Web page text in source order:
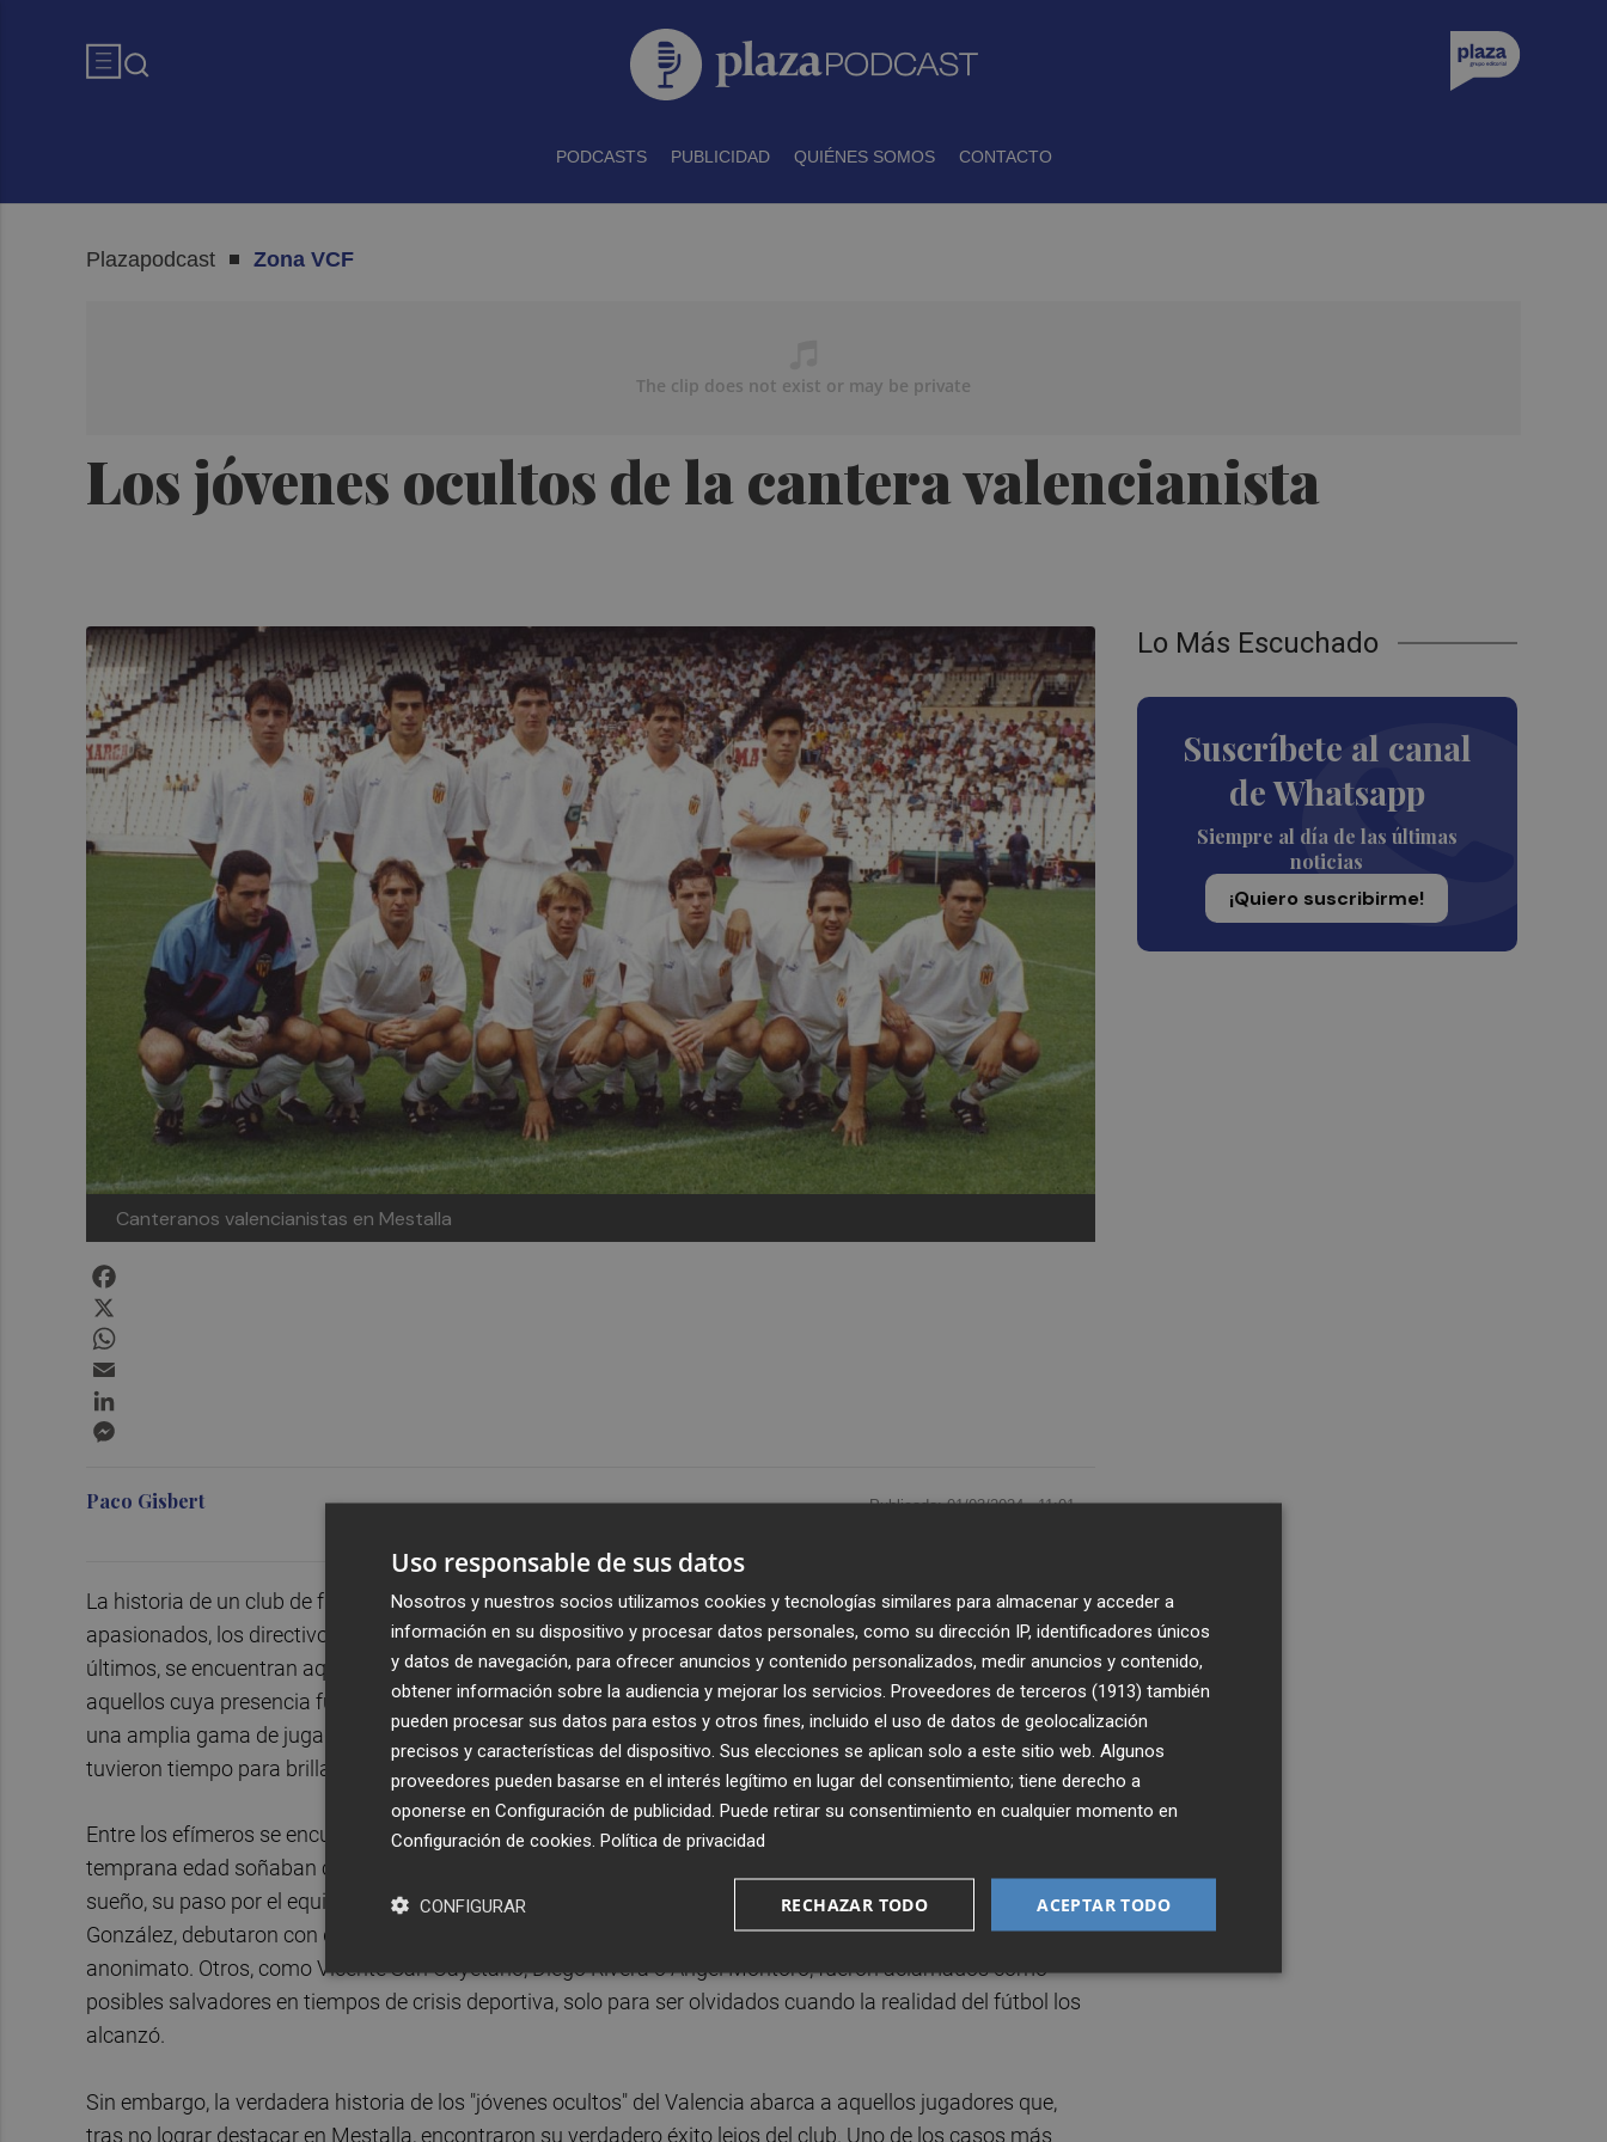
PODCASTS PUBLICIDAD QUIÉNES SOMOS CONTACTO
Plazapodcast Zona VCF
Los jóvenes ocultos de la cantera valencianista
Canteranos valencianistas en Mestalla
Lo Más Escuchado
Suscríbete al canal
de Whatsapp
Siempre al día de las últimas
noticias
¡Quiero suscribirme!
Paco Gisbert Publicado: 01/03/2024 ·11:01
La historia de un club de fútbol está compuesta por una multiplicidad de actores: los aficionados
apasionados, los directivos estratégicos y, por supuesto, los futbolistas que visten su camiseta. Entre estos
últimos, se encuentran aquellos que dejaron una huella imborrable en la memoria del equipo, así como
aquellos cuya presencia fue efímera y apenas recordada. En el caso del Valencia CF, esta narrativa abarca
una amplia gama de jugadores, desde los íconos indiscutibles hasta los fugaces talentos que apenas
tuvieron tiempo para brillar en el primer equipo.
Entre los efímeros se encuentran aquellos futbolistas criados en la cantera del club, quienes desde
temprana edad soñaban con vestir la camiseta del primer equipo. Aunque lograron hacer realidad este
sueño, su paso por el equipo fue breve y pronto cayeron en el olvido. Algunos de ellos, como el Gitano
González, debutaron con destellos de éxito, pero su carrera pronto se desvaneció en la oscuridad del
anonimato. Otros, como Vicente San Cayetano, Diego Rivera o Ángel Montoro, fueron aclamados como
posibles salvadores en tiempos de crisis deportiva, solo para ser olvidados cuando la realidad del fútbol los
alcanzó.
Sin embargo, la verdadera historia de los "jóvenes ocultos" del Valencia abarca a aquellos jugadores que,
tras no lograr destacar en Mestalla, encontraron su verdadero éxito lejos del club. Uno de los casos más
Uso responsable de sus datos
Nosotros y nuestros socios utilizamos cookies y tecnologías similares para almacenar y acceder a
información en su dispositivo y procesar datos personales, como su dirección IP, identificadores únicos
y datos de navegación, para ofrecer anuncios y contenido personalizados, medir anuncios y contenido,
obtener información sobre la audiencia y mejorar los servicios. Proveedores de terceros (1913) también
pueden procesar sus datos para estos y otros fines, incluido el uso de datos de geolocalización
precisos y características del dispositivo. Sus elecciones se aplican solo a este sitio web. Algunos
proveedores pueden basarse en el interés legítimo en lugar del consentimiento; tiene derecho a
oponerse en Configuración de publicidad . Puede retirar su consentimiento en cualquier momento en
Configuración de cookies Política de privacidad
ACEPTAR TODO
RECHAZAR TODO
CONFIGURAR